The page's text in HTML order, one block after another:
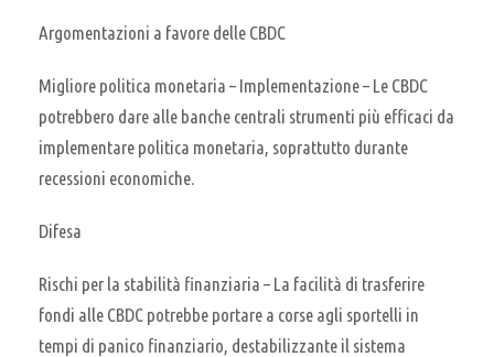
Argomentazioni a favore delle CBDC
Migliore politica monetaria – Implementazione – Le CBDC
potrebbero dare alle banche centrali strumenti più efficaci da
implementare politica monetaria, soprattutto durante
recessioni economiche.
Difesa
Rischi per la stabilità finanziaria – La facilità di trasferire
fondi alle CBDC potrebbe portare a corse agli sportelli in
tempi di panico finanziario, destabilizzante il sistema